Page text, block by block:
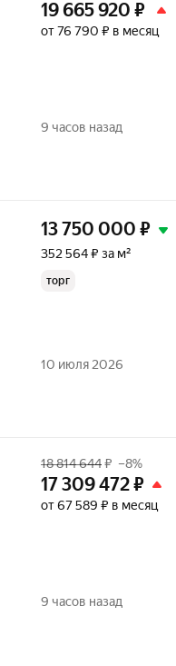
19 665 920 ₽
от 76 790 ₽ в месяц
9 часов назад
13 750 000 ₽
352 564 ₽ за м²
торг
10 июля 2026
18 814 644₽ –8%
17 309 472₽
от 67 589 ₽ в месяц
9 часов назад